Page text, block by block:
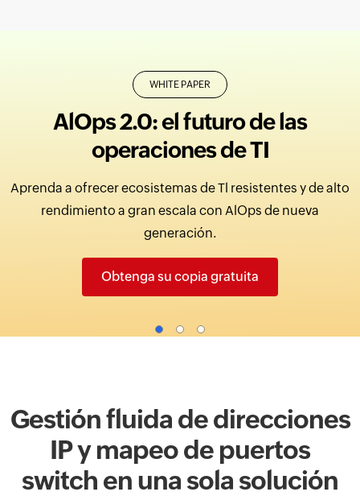
WHITE PAPER
AlOps 2.0: el futuro de las
operaciones de TI
Aprenda a ofrecer ecosistemas de Tl resistentes y de alto
rendimiento a gran escala con AlOps de nueva
generación.
Obtenga su copia gratuita
Gestión fluida de direcciones
IP y mapeo de puertos
switch en una sola solución